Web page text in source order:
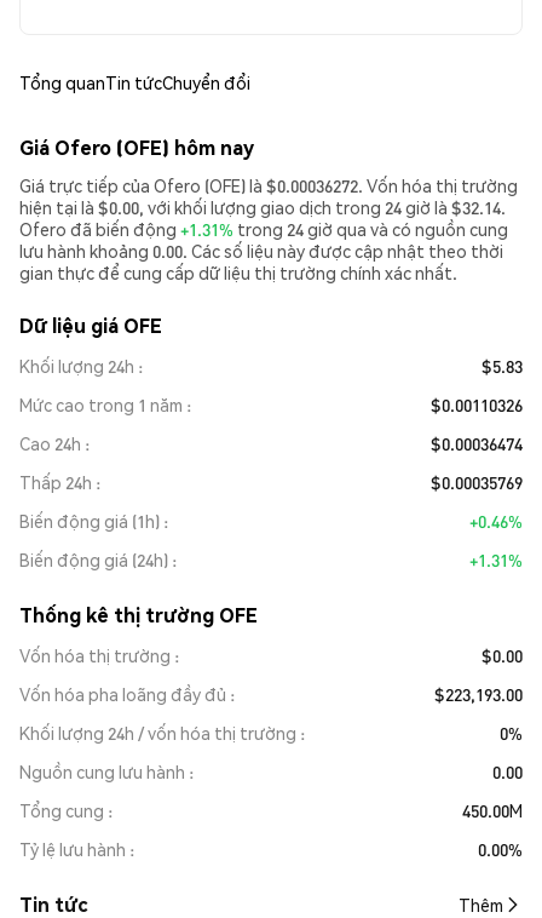
Tổng quanTin tứcChuyển đổi
Giá Ofero (OFE) hôm nay
Giá trực tiếp của Ofero (OFE) là $0.00036272. Vốn hóa thị trường
hiện tại là $0.00, với khối lượng giao dịch trong 24 giờ là $32.14.
Ofero đã biến động +1.31% trong 24 giờ qua và có nguồn cung
lưu hành khoảng 0.00. Các số liệu này được cập nhật theo thời
gian thực để cung cấp dữ liệu thị trường chính xác nhất.
Dữ liệu giá OFE
Khối lượng 24h
$5.83
Mức cao trong 1 năm
$0.00110326
Cao 24h
$0.00036474
Thấp 24h
$0.00035769
Biến động giá (1h)
+0.46%
Biến động giá (24h)
+1.31%
Thống kê thị trường OFE
Vốn hóa thị trường
$0.00
Vốn hóa pha loãng đầy đủ
$223,193.00
Khối lượng 24h / vốn hóa thị trường
0%
Nguồn cung lưu hành
0.00
Tổng cung
450.00M
Tỷ lệ lưu hành
0.00%
Tin tức Thêm